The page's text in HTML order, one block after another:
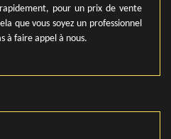
pour un prix de vente
que vous soyez un professionnel
à faire appel à nous.